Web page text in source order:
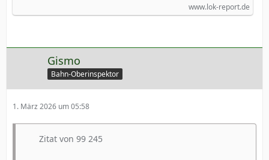
www.lok-report.de
Gismo
Bahn-Oberinspektor
1. März 2026 um 05:58
Zitat von 99 245